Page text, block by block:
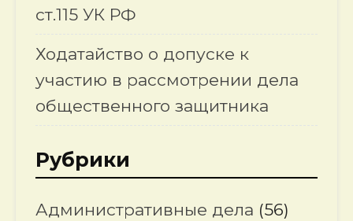
ст.115 УК РФ
Ходатайство о допуске к
участию в рассмотрении дела
общественного защитника
Рубрики
Административные дела (56)